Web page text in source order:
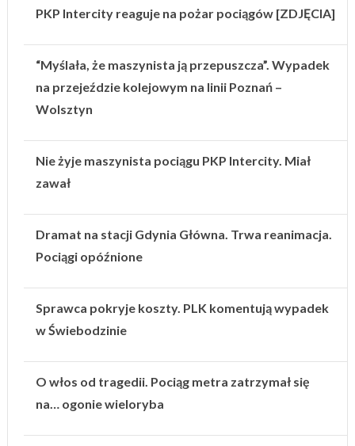
PKP Intercity reaguje na pożar pociągów [ZDJĘCIA]
“Myślała, że maszynista ją przepuszcza”. Wypadek
na przejeździe kolejowym na linii Poznań –
Wolsztyn
Nie żyje maszynista pociągu PKP Intercity. Miał
zawał
Dramat na stacji Gdynia Główna. Trwa reanimacja.
Pociągi opóźnione
Sprawca pokryje koszty. PLK komentują wypadek
w Świebodzinie
O włos od tragedii. Pociąg metra zatrzymał się
na… ogonie wieloryba